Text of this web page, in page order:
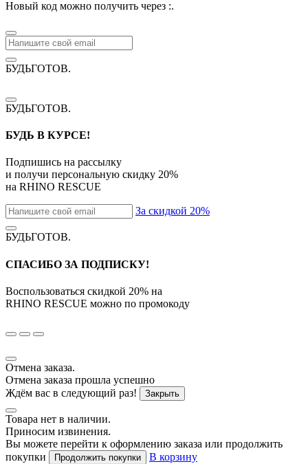
Новый код можно получить через :.
БУДЬГОТОВ.
БУДЬГОТОВ.
БУДЬ В КУРСЕ!
Подпишись на рассылку
и получи персональную скидку 20%
на RHINO RESCUE
За скидкой 20%
БУДЬГОТОВ.
СПАСИБО ЗА ПОДПИСКУ!
Воспользоваться скидкой 20% на
RHINO RESCUE можно по промокоду
Отмена заказа.
Отмена заказа прошла успешно
Ждём вас в следующий раз!
Закрыть
Товара нет в наличии.
Приносим извинения.
Вы можете перейти к оформлению заказа или продолжить
покупки
Продолжить покупки В корзину